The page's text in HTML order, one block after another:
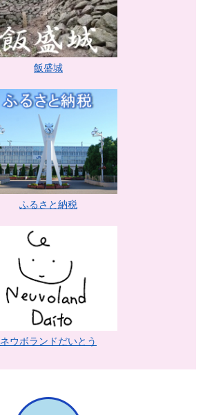
飯盛城
ふるさと納税
ネウボランドだいとう